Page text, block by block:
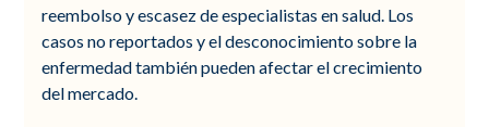
reembolso y escasez de especialistas en salud. Los
casos no reportados y el desconocimiento sobre la
enfermedad también pueden afectar el crecimiento
del mercado.